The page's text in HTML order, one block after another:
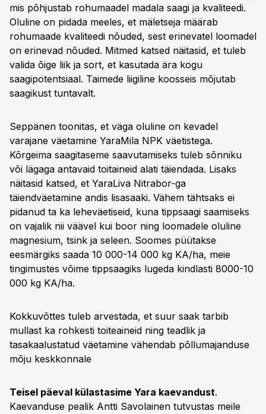
mis põhjustab rohumaadel madala saagi ja kvaliteedi.
Oluline on pidada meeles, et mäletseja määrab
rohumaade kvaliteedi nõuded, sest erinevatel loomadel
on erinevad nõuded. Mitmed katsed näitasid, et tuleb
valida õige liik ja sort, et kasutada ära kogu
saagipotentsiaal. Taimede liigiline koosseis mõjutab
saagikust tuntavalt.
Seppänen toonitas, et väga oluline on kevadel
varajane väetamine YaraMila NPK väetistega.
Kõrgeima saagitaseme saavutamiseks tuleb sõnniku
või lägaga antavaid toitaineid alati täiendada. Lisaks
näitasid katsed, et YaraLiva Nitrabor-ga
täiendväetamine andis lisasaaki. Vähem tähtsaks ei
pidanud ta ka leheväetiseid, kuna tippsaagi saamiseks
on vajalik nii väävel kui boor ning loomadele oluline
magnesium, tsink ja seleen. Soomes püütakse
eesmärgiks saada 10 000-14 000 kg KA/ha, meie
tingimustes võime tippsaagiks lugeda kindlasti 8000-10
000 kg KA/ha.
Kokkuvõttes tuleb arvestada, et suur saak tarbib
mullast ka rohkesti toiteaineid ning teadlik ja
tasakaalustatud väetamine vähendab põllumajanduse
mõju keskkonnale
Teisel päeval külastasime Yara kaevandust.
Kaevanduse pealik Antti Savolainen tutvustas meile